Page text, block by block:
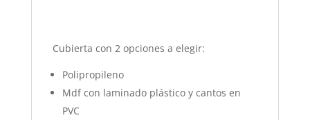
Cubierta con 2 opciones a elegir:
Polipropileno
Mdf con laminado plástico y cantos en
PVC